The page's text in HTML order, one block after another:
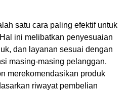
satu cara paling efektif untuk
ini melibatkan penyesuaian
dan layanan sesuai dengan
masing-masing pelanggan.
merekomendasikan produk
riwayat pembelian